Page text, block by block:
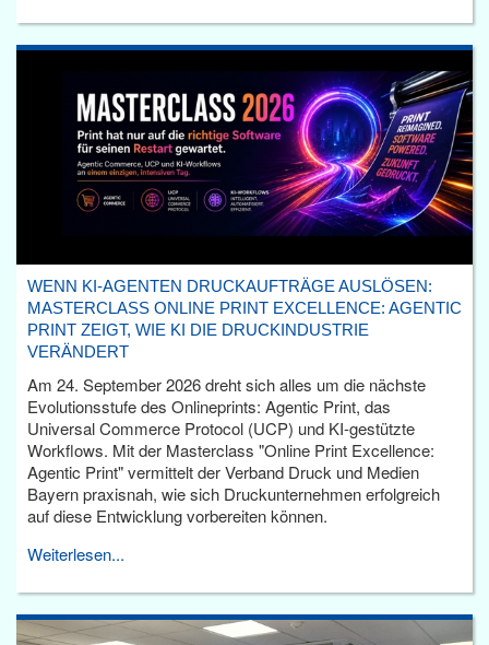
WENN KI-AGENTEN DRUCKAUFTRÄGE AUSLÖSEN:
MASTERCLASS ONLINE PRINT EXCELLENCE: AGENTIC
PRINT ZEIGT, WIE KI DIE DRUCKINDUSTRIE
VERÄNDERT
Am 24. September 2026 dreht sich alles um die nächste
Evolutionsstufe des Onlineprints: Agentic Print, das
Universal Commerce Protocol (UCP) und KI-gestützte
Workflows. Mit der Masterclass "Online Print Excellence:
Agentic Print" vermittelt der Verband Druck und Medien
Bayern praxisnah, wie sich Druckunternehmen erfolgreich
auf diese Entwicklung vorbereiten können.
Weiterlesen...